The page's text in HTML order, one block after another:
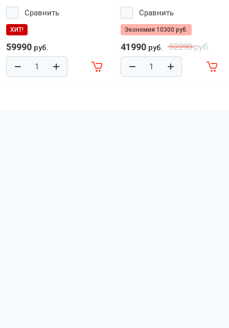
Сравнить
ХИТ!
59990 руб.
Сравнить
Экономия 10300 руб.
41990 руб. 52290руб.